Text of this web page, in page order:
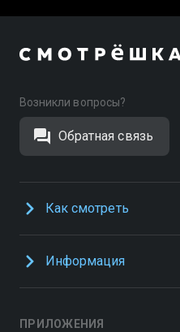
Возникли вопросы?
Обратная связь
Как смотреть
Информация
ПРИЛОЖЕНИЯ